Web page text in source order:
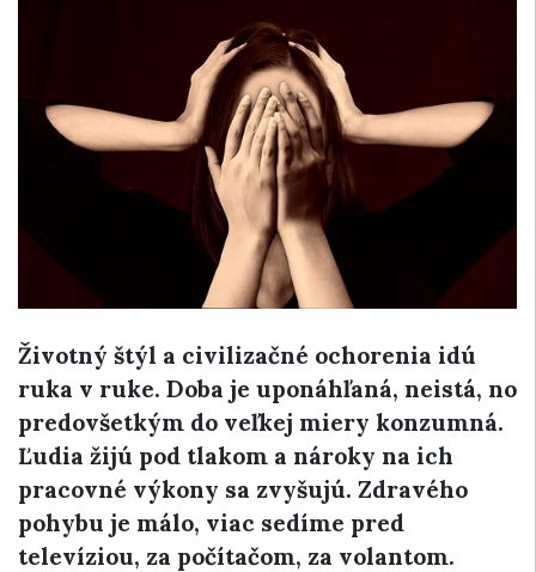
Životný štýl a civilizačné ochorenia idú
ruka v ruke. Doba je uponáhľaná, neistá, no
predovšetkým do veľkej miery konzumná.
Ľudia žijú pod tlakom a nároky na ich
pracovné výkony sa zvyšujú. Zdravého
pohybu je málo, viac sedíme pred
televíziou, za počítačom, za volantom.